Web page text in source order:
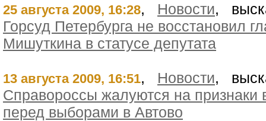
25 августа 2009, 16:28, Новости,
Горсуд Петербурга не восстановил
Мишуткина в статусе депутата
13 августа 2009, 16:51, Новости,
Справороссы жалуются на
перед выборами в Автово